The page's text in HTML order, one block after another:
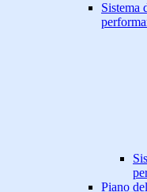
Sistema
Piano